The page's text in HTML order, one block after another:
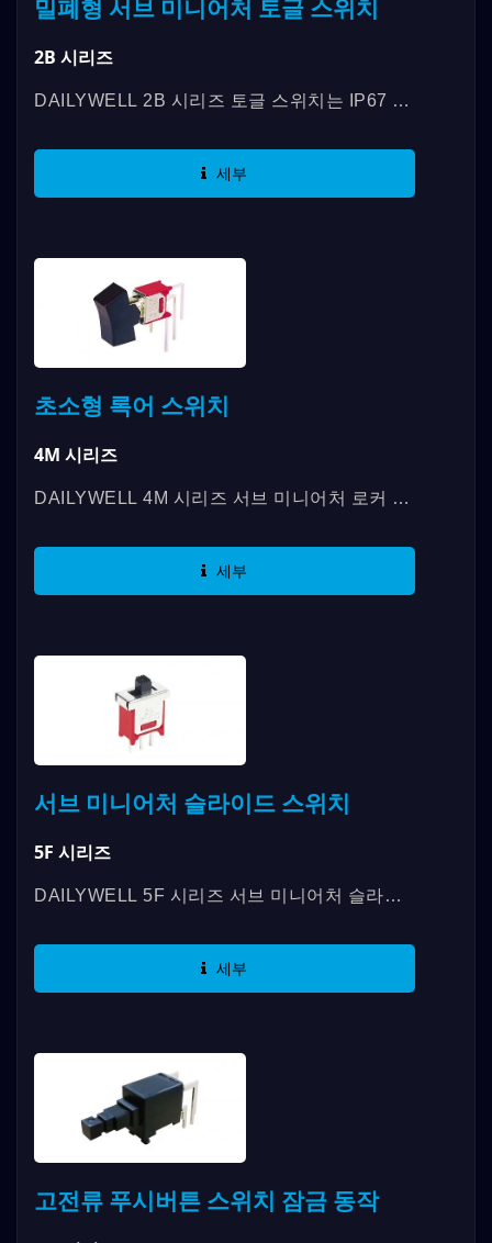
밀폐형 서브 미니어처 토글 스위치
2B 시리즈
DAILYWELL 2B 시리즈 토글 스위치는 IP67 표
서브 미니어처 SMD 스위치입니다....
세부
초소형 록어 스위치
4M 시리즈
DAILYWELL 4M 시리즈 서브 미니어처 로커 스
을 제공합니다. 또한 SPDT, DPDT...
세부
서브 미니어처 슬라이드 스위치
5F 시리즈
DAILYWELL 5F 시리즈 서브 미니어처 슬라이
의 3가지 장착 옵션을 제공하며,...
세부
고전류 푸시버튼 스위치 잠금 동작